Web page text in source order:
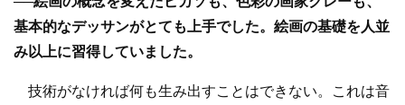
基本的なデッサンがとても上手でした。絵画の基礎を人並
み以上に習得していました。
技術がなければ何も生み出すことはできない。これは音